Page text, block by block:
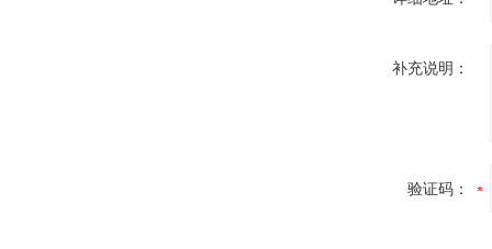
补充说明：
验证码：